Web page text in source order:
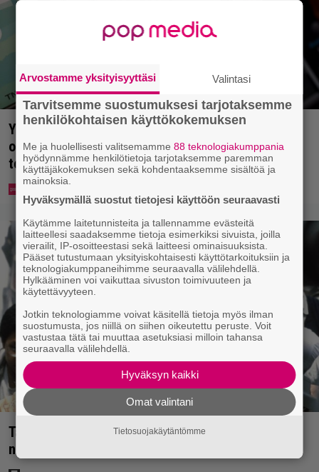
Yle: Uuden lain myötä työnhakijan täytyy kertoa
osaamisestaan julkisesti netissä – yrittäjät
toivovat rangaistusta laiminlyönnistä
Tänään tv:ssä: Vuoden 1997 Bond-leffassa
nähdään hämmenttävän nykyaikainen kännykkä
Arvostamme yksityisyyttäsi Valintasi
Tarvitsemme suostumuksesi tarjotaksemme
henkilökohtaisen käyttökokemuksen
Me ja huolellisesti valitsemamme88 teknologiakumppania
hyödynnämme henkilötietoja tarjotaksemme paremman
käyttäjäkokemuksen sekä kohdentaaksemme sisältöä ja
mainoksia.
Hyväksymällä suostut tietojesi käyttöön seuraavasti
Käytämme laitetunnisteita ja tallennamme evästeitä
laitteellesi saadaksemme tietoja esimerkiksi sivuista, joilla
vierailit, IP-osoitteestasi sekä laitteesi ominaisuuksista.
Pääset tutustumaan yksityiskohtaisesti käyttötarkoituksiin ja
teknologiakumppaneihimme seuraavalla välilehdellä.
Hylkääminen voi vaikuttaa sivuston toimivuuteen ja
käytettävyyteen.
Jotkin teknologiamme voivat käsitellä tietoja myös ilman
suostumusta, jos niillä on siihen oikeutettu peruste. Voit
vastustaa tätä tai muuttaa asetuksiasi milloin tahansa
seuraavalla välilehdellä.
Hyväksyn kaikki
Omat valintani
Tietosuojakäytäntömme